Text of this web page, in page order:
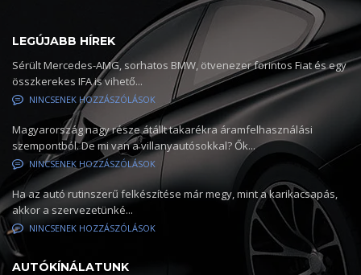
LEGÚJABB HÍREK
Sérült Mercedes-AMG, sorhatos BMW, ötvenezer forintos Fiat és egy
összkerekes IFA is vihető...
NINCSENEK HOZZÁSZÓLÁSOK
Magyarország nagy része átállt takarékra áramfelhasználási
szempontból. De mi van a villanyautósokkal? Ők...
NINCSENEK HOZZÁSZÓLÁSOK
Ha az autó rutinszerű felkészítése már megy, mint a karikacsapás,
akkor a szervezetünké...
NINCSENEK HOZZÁSZÓLÁSOK
AUTÓKÍNÁLATUNK